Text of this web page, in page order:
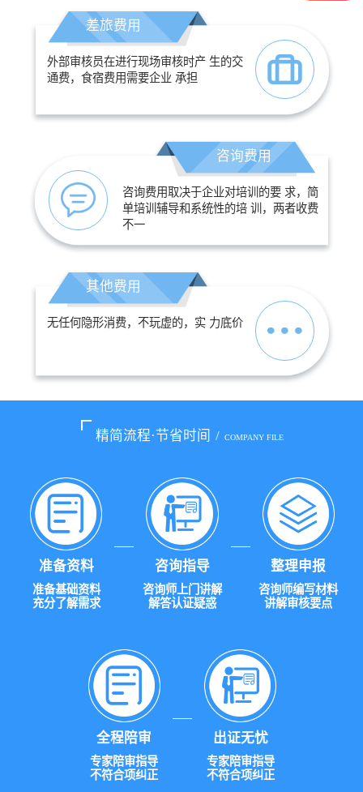
差旅费用
外部审核员在进行现场审核时产 生的交
通费，食宿费用需要企业 承担
咨询费用
咨询费用取决于企业对培训的要 求，简
单培训辅导和系统性的培 训，两者收费
不一
其他费用
无任何隐形消费，不玩虚的，实 力底价
精简流程·节省时间 / COMPANY FILE
准备资料
准备基础资料
充分了解需求
咨询指导
咨询师上门讲解
解答认证疑惑
整理申报
咨询师编写材料
讲解审核要点
全程陪审
专家陪审指导
不符合项纠正
出证无忧
专家陪审指导
不符合项纠正